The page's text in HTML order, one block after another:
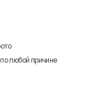
по любой причине